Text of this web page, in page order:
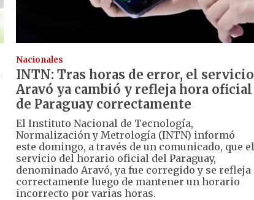
Nacionales
INTN: Tras horas de error, el servicio
Aravó ya cambió y refleja hora oficial
de Paraguay correctamente
El Instituto Nacional de Tecnología,
Normalización y Metrología (INTN) informó
este domingo, a través de un comunicado, que el
servicio del horario oficial del Paraguay,
denominado Aravó, ya fue corregido y se refleja
correctamente luego de mantener un horario
incorrecto por varias horas.